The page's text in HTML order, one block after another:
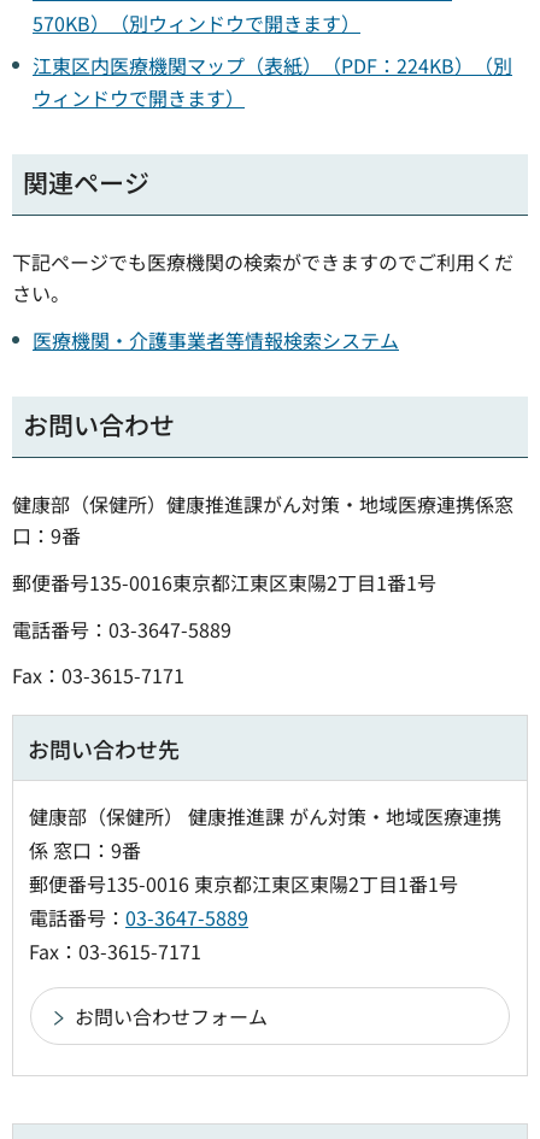
570KB）（別ウィンドウで開きます）
江東区内医療機関マップ（表紙）（PDF：224KB）（別
ウィンドウで開きます）
関連ページ
下記ページでも医療機関の検索ができますのでご利用くだ
さい。
医療機関・介護事業者等情報検索システム
お問い合わせ
健康部（保健所）健康推進課がん対策・地域医療連携係窓
口：9番
郵便番号135-0016東京都江東区東陽2丁目1番1号
電話番号：03-3647-5889
Fax：03-3615-7171
お問い合わせ先
健康部（保健所） 健康推進課 がん対策・地域医療連携
係 窓口：9番
郵便番号135-0016 東京都江東区東陽2丁目1番1号
電話番号： 03-3647-5889
Fax：03-3615-7171